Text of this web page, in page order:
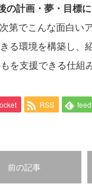
計画・夢・目標に
第でこんな面白
る環境を構築し
を支援できる仕組
RSS
前の記事